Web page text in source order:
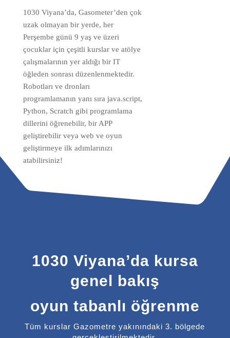
1030 Viyana’da, Gasometer’den çok
uzak olmayan bir yerde, her
Perşembe günü 9 yaş ve üzeri
çocuklar için çeşitli kurslar ve atölye
çalışmalarının yer aldığı bir IT
öğleden sonrası düzenlenmektedir.
Robotları ve dronları
programlamanın yanı sıra java.script,
Python, Scratch gibi programlama
dillerini öğrenebilir, bir APP
geliştirebilir veya web ve oyun
geliştirmeye ilk adımlarınızı
atabilirsiniz!
1030 Viyana’da kursa
genel bakış
oyun tabanlı öğrenme
Tüm kurslar Gazometre yakınındaki 3. bölgede